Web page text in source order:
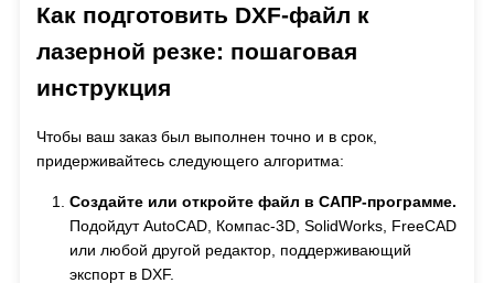
Как подготовить DXF-файл к
лазерной резке: пошаговая
инструкция
Чтобы ваш заказ был выполнен точно и в срок,
придерживайтесь следующего алгоритма:
Создайте или откройте файл в САПР-программе.
Подойдут AutoCAD, Компас-3D, SolidWorks, FreeCAD
или любой другой редактор, поддерживающий
экспорт в DXF.